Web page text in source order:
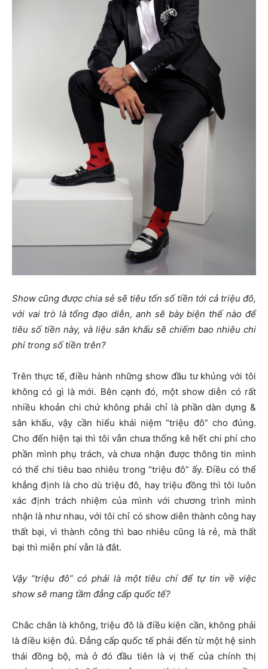
Show cũng được chia sẻ sẽ tiêu tốn số tiền tới cả triệu đô,
với vai trò là tổng đạo diễn, anh sẽ bày biện thế nào để
tiêu số tiền này, và liệu sân khấu sẽ chiếm bao nhiêu chi
phí trong số tiền trên?
Trên thực tế, điều hành những show đầu tư khủng với tôi
không có gì là mới. Bên cạnh đó, một show diễn có rất
nhiều khoản chi chứ không phải chỉ là phần dàn dựng &
sân khấu, vậy cần hiểu khái niệm “triệu đô” cho đúng.
Cho đến hiện tại thì tôi vẫn chưa thống kê hết chi phí cho
phần mình phụ trách, và chưa nhận được thông tin mình
có thể chi tiêu bao nhiêu trong “triệu đô” ấy. Điều có thể
khẳng định là cho dù triệu đô, hay triệu đồng thì tôi luôn
xác định trách nhiệm của mình với chương trình mình
nhận là như nhau, với tôi chỉ có show diễn thành công hay
thất bại, vì thành công thì bao nhiêu cũng là rẻ, mà thất
bại thì miễn phí vẫn là đắt.
Vậy “triệu đô” có phải là một tiêu chí để tự tin về việc
show sẽ mang tầm đẳng cấp quốc tế?
Chắc chắn là không, triệu đô là điều kiện cần, không phải
là điều kiện đủ. Đẳng cấp quốc tế phải đến từ một hệ sinh
thái đồng bộ, mà ở đó đầu tiên là vị thế của chính thị